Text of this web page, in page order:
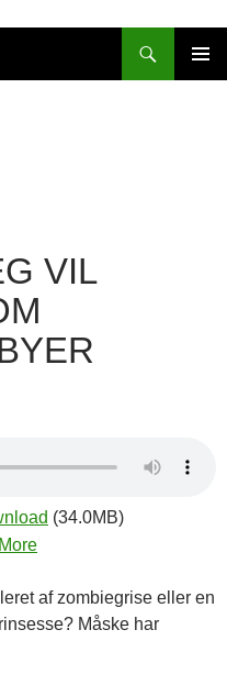
VIL
(34.0MB)
More
af zombiegrise eller en
Måske har